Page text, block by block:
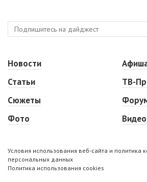
Новости
Статьи
Сюжеты
Фото
ТВ-
Видео
Условия использования веб-сайта и политика
персональных данных
Политика использования cookies